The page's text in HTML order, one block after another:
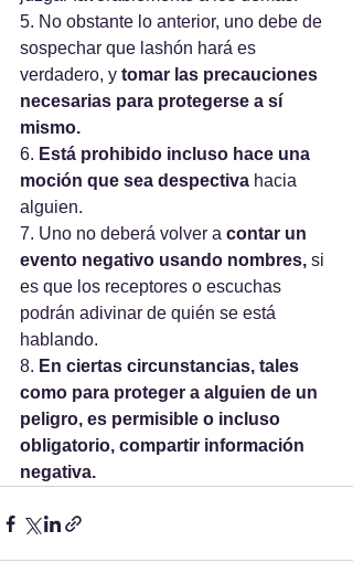
5. No obstante lo anterior, uno debe de
sospechar que lashón hará es
verdadero, y tomar las precauciones
necesarias para protegerse a sí
mismo.
6. Está prohibido incluso hace una
moción que sea despectiva hacia
alguien.
7. Uno no deberá volver a contar un
evento negativo usando nombres, si
es que los receptores o escuchas
podrán adivinar de quién se está
hablando.
8. En ciertas circunstancias, tales
como para proteger a alguien de un
peligro, es permisible o incluso
obligatorio, compartir información
negativa.